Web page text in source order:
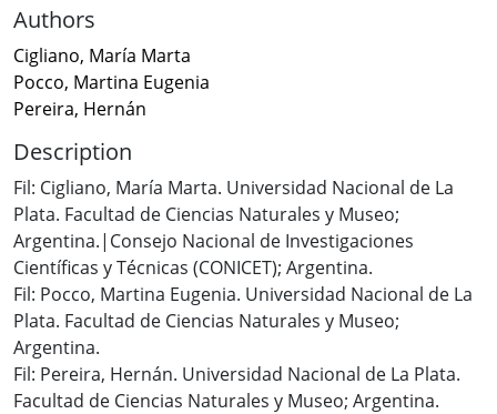
Authors
Cigliano, María Marta
Pocco, Martina Eugenia
Pereira, Hernán
Description
Fil: Cigliano, María Marta. Universidad Nacional de La
Plata. Facultad de Ciencias Naturales y Museo;
Argentina.|Consejo Nacional de Investigaciones
Científicas y Técnicas (CONICET); Argentina.
Fil: Pocco, Martina Eugenia. Universidad Nacional de La
Plata. Facultad de Ciencias Naturales y Museo;
Argentina.
Fil: Pereira, Hernán. Universidad Nacional de La Plata.
Facultad de Ciencias Naturales y Museo; Argentina.